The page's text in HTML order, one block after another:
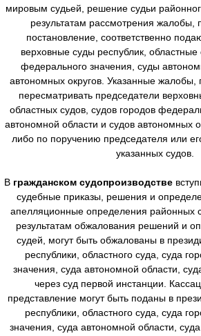
мировым судьей, решение судьи
результатам рассмотрения жалобы,
постановление, соответственно
верховные суды республик,
федерального значения, суды
автономных округов. Указанные
пересматривать председатели
областных судов, судов городов
автономной области и судов автономных
либо по поручению председателя или
указанных судов.
В гражданском судопроизводстве
судебные приказы, решения и
апелляционные определения районных
результатам обжалования решений и
судей, могут быть обжалованы в
республики, областного суда, суда
значения, суда автономной области,
через суд первой инстанции.
представление могут быть поданы в
республики, областного суда, суда
значения, суда автономной области,